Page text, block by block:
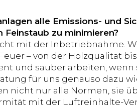
alle Emissions- und
Feinstaub zu minimieren?
mit der Inbetriebnahme.
– von der Holzqualität
und sauber arbeiten,
für uns genauso dazu
nicht nur alle Normen, sie
mit der Luftreinhalte-